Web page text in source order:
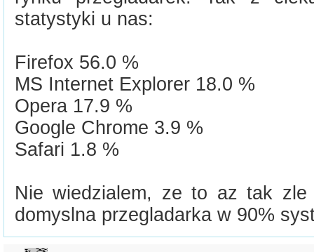
statystyki u nas:
Firefox 56.0 %
MS Internet Explorer 18.0 %
Opera 17.9 %
Google Chrome 3.9 %
Safari 1.8 %
Nie wiedzialem, ze to az tak
domyslna przegladarka w 90%